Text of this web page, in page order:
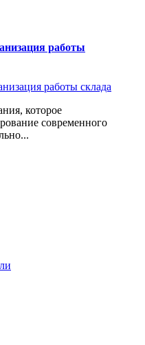
работы
которое
современного